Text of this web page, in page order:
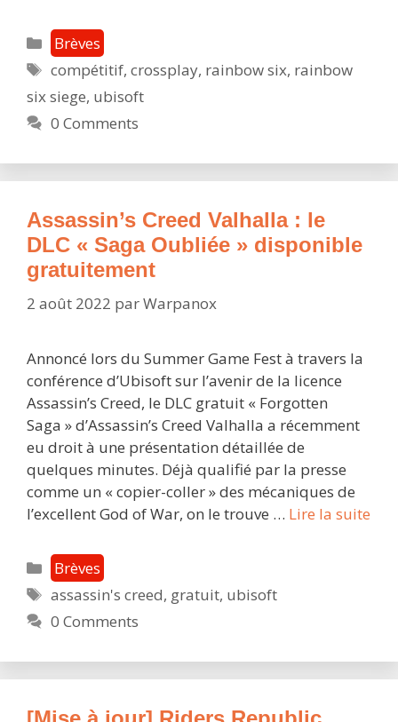
un
M.U.T.E »
jusqu’au
23
août
Catégories
Brèves
Étiquettes
compétitif,crossplay, rainbow six, rainbow
six siege, ubisoft
0 Comments
Assassin’s Creed Valhalla : le
DLC « Saga Oubliée » disponible
gratuitement
2 août 2022 parWarpanox
Annoncé lors du Summer Game Fest à travers la
conférence d’Ubisoft sur l’avenir de la licence
Assassin’s Creed, le DLC gratuit « Forgotten
Saga » d’Assassin’s Creed Valhalla a récemment
eu droit à une présentation détaillée de
quelques minutes. Déjà qualifié par la presse
comme un « copier-coller » des mécaniques de
l’excellent God of War, on le trouve … Lire la suite
Catégories
Brèves
Étiquettes
assassin's creed, gratuit, ubisoft
0 Comments